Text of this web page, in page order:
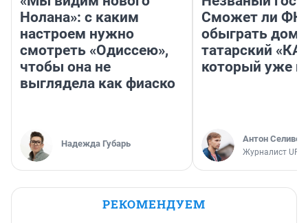
Нолана»: с каким
настроем нужно
смотреть «Одиссею»,
чтобы она не
выглядела как фиаско
Надежда Губарь
Сможет ли ФК
обыграть дома
татарский
который уже
Антон
Журналист
РЕКОМЕНДУЕМ